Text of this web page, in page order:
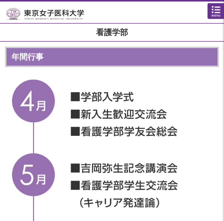
看護学部
年間行事